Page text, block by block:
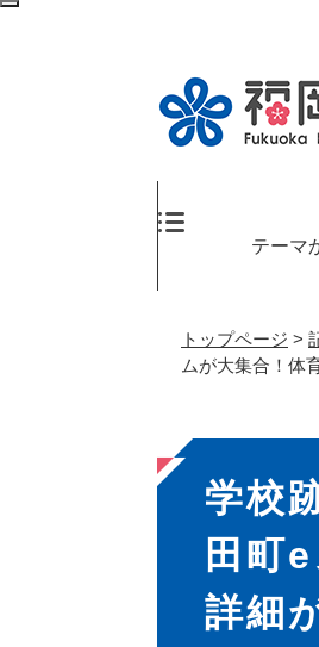
ペ
メ
テーマ
トップページ >
ムが大集合！体
本
文
学校
田町
詳細